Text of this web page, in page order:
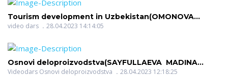
Tourism development in Uzbekistan(OMONOVA
NILUFAR RAHMON QIZI)
video dars 28.04.2023 14:14:05
Osnovi deloproizvodstva(SAYFULLAEVA MADINA
ISMATOVNA)
Videodars Osnovi deloproizvodstva 28.04.2023 12:18:25